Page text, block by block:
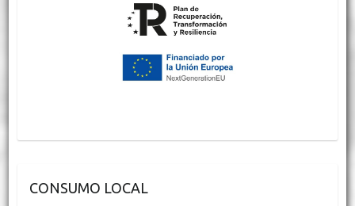
CONSUMO LOCAL